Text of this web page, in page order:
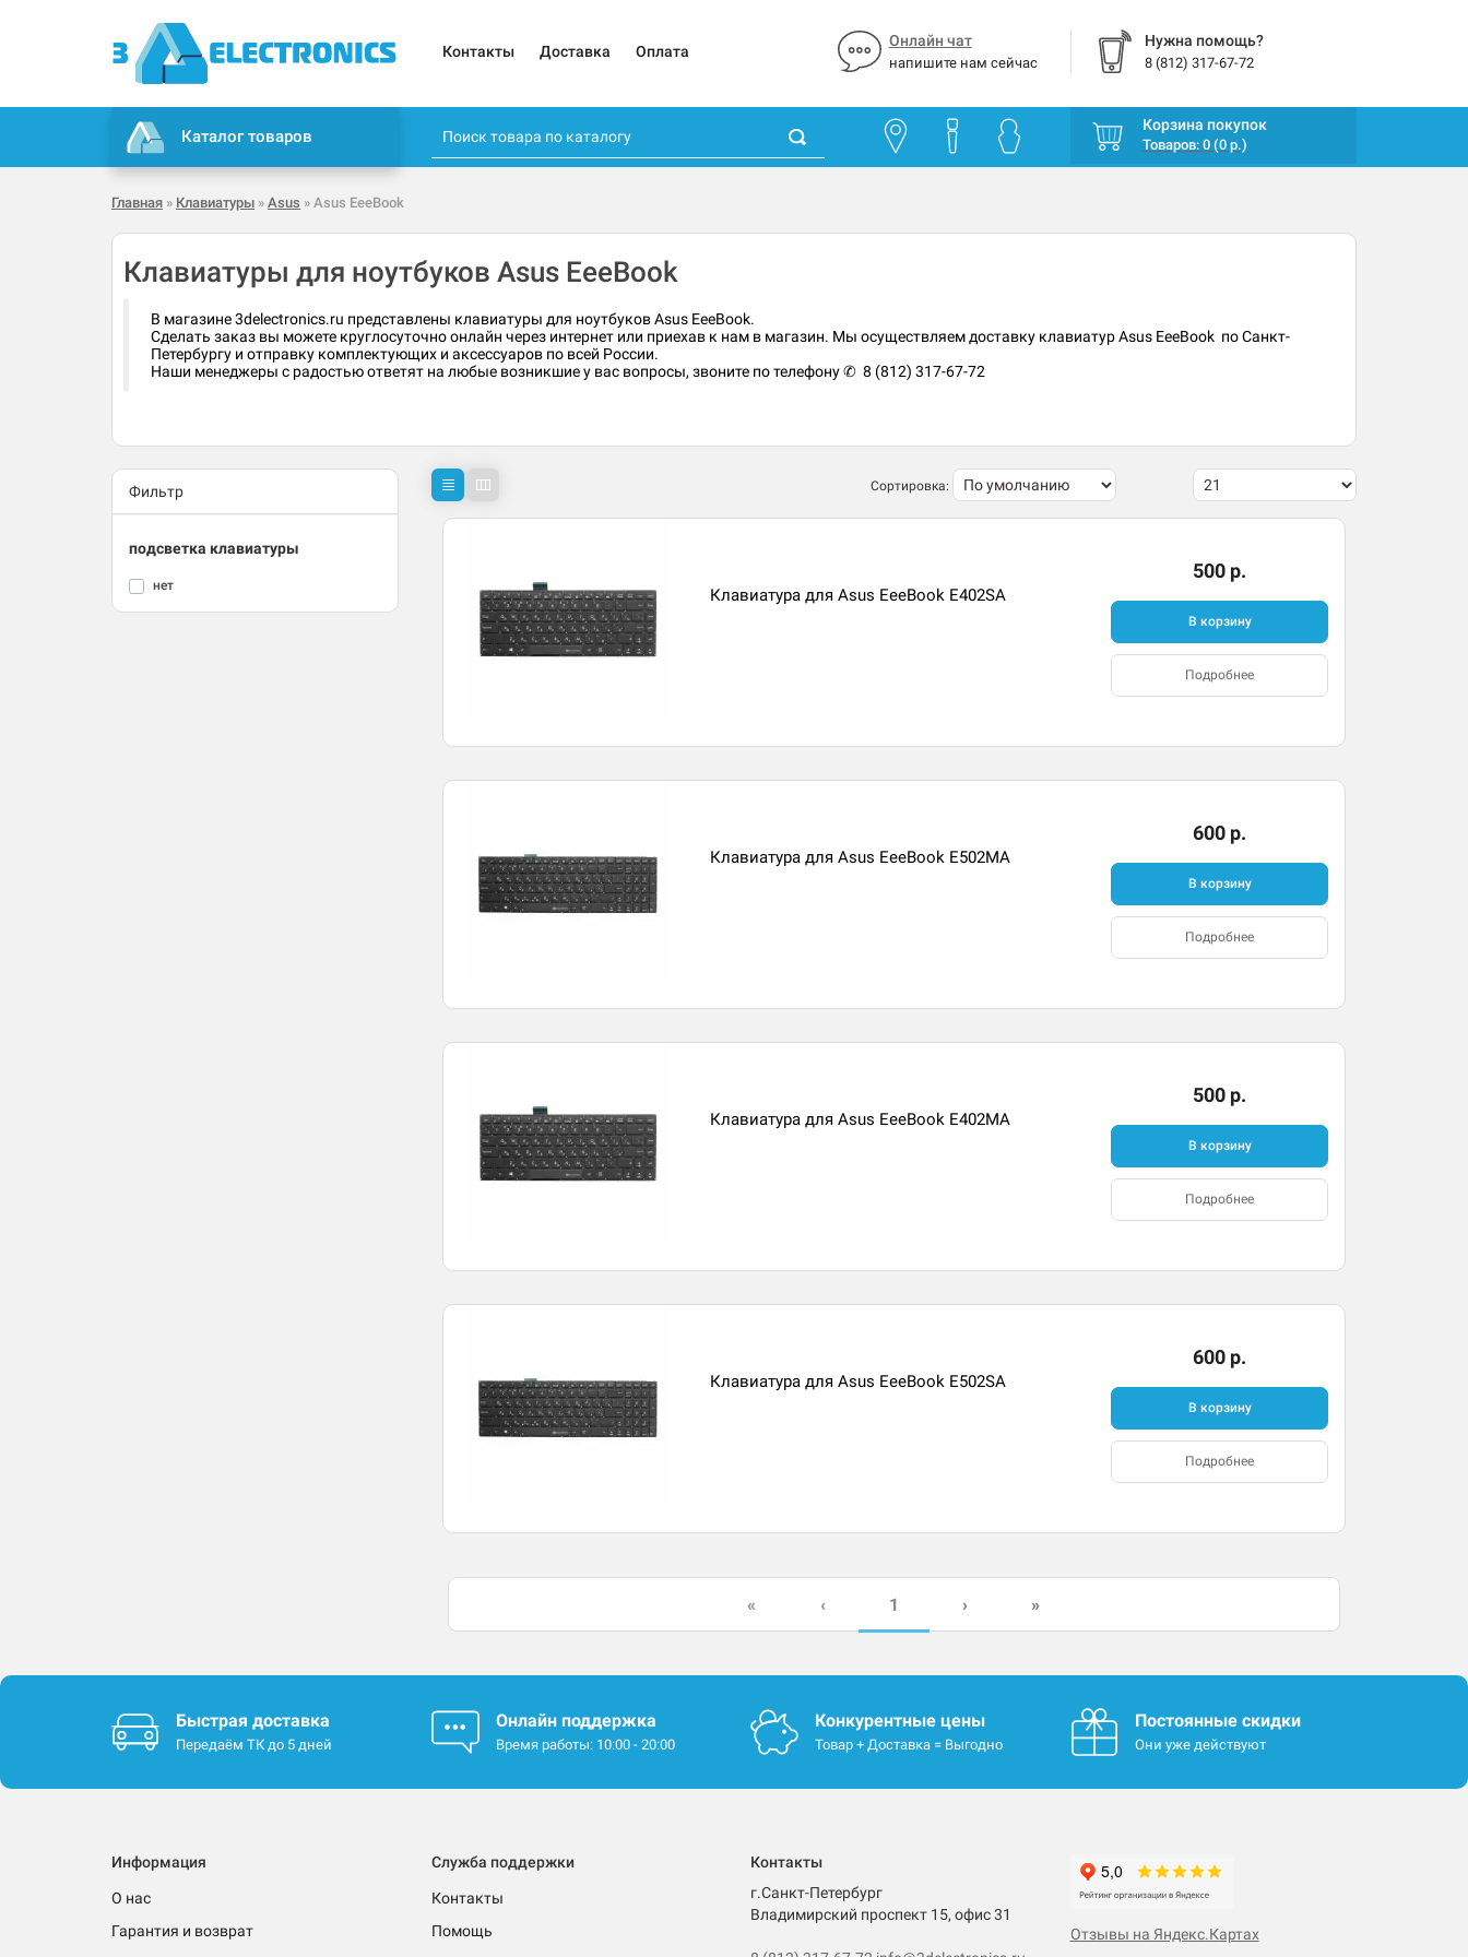
Контакты Доставка Оплата
Онлайн чат
напишите нам сейчас
Нужна помощь?
8 (812) 317-67-72
Каталог товаров
Корзина покупок
Товаров: 0 (0 р.)
Главная » Клавиатуры » Asus » Asus EeeBook
Клавиатуры для ноутбуков Asus EeeBook
В магазине 3delectronics.ru представлены клавиатуры для ноутбуков Asus EeeBook.
Сделать заказ вы можете круглосуточно онлайн через интернет или приехав к нам в магазин. Мы осуществляем доставку клавиатур Asus EeeBook по Санкт-
Петербургу и отправку комплектующих и аксессуаров по всей России.
Наши менеджеры с радостью ответят на любые возникшие у вас вопросы, звоните по телефону ✆ 8 (812) 317-67-72
Фильтр
подсветка клавиатуры
нет
Сортировка:
Клавиатура для Asus EeeBook E402SA
500 р.
В корзину
Подробнее
Клавиатура для Asus EeeBook E502MA
600 р.
В корзину
Подробнее
Клавиатура для Asus EeeBook E402MA
500 р.
В корзину
Подробнее
Клавиатура для Asus EeeBook E502SA
600 р.
В корзину
Подробнее
« ‹ 1 › »
Быстрая доставка
Передаём ТК до 5 дней
Онлайн поддержка
Время работы: 10:00 - 20:00
Конкурентные цены
Товар + Доставка = Выгодно
Постоянные скидки
Они уже действуют
Информация
О нас
Гарантия и возврат
Служба поддержки
Контакты
Помощь
Контакты
г.Санкт-Петербург
Владимирский проспект 15, офис 31
Отзывы на Яндекс.Картах